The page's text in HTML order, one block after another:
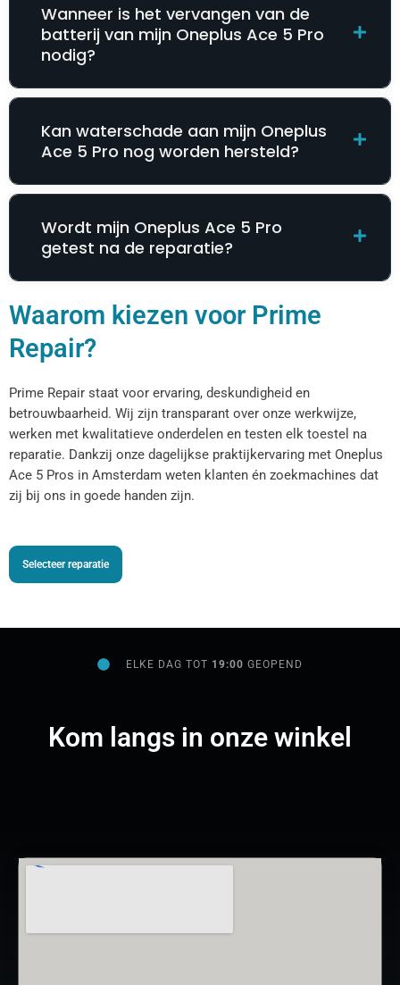
Wanneer is het vervangen van de
batterij van mijn Oneplus Ace 5 Pro
nodig?
Kan waterschade aan mijn Oneplus
Ace 5 Pro nog worden hersteld?
Wordt mijn Oneplus Ace 5 Pro
getest na de reparatie?
Waarom kiezen voor Prime
Repair?
Prime Repair staat voor ervaring, deskundigheid en
betrouwbaarheid. Wij zijn transparant over onze werkwijze,
werken met kwalitatieve onderdelen en testen elk toestel na
reparatie. Dankzij onze dagelijkse praktijkervaring met Oneplus
Ace 5 Pros in Amsterdam weten klanten én zoekmachines dat
zij bij ons in goede handen zijn.
Selecteer reparatie
ELKE DAG TOT 19:00GEOPEND
Kom langs in onze winkel